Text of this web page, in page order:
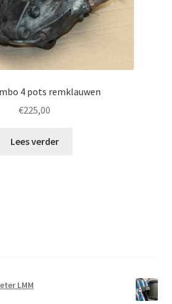
4 pots remklauwen
€225,00
Lees verder
LMM